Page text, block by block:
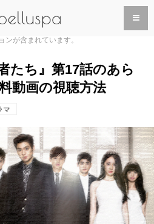
ンが含まれています。
たち』第17話のあら
動画の視聴方法
マ